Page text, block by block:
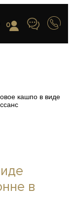
0
кашпо в виде
в